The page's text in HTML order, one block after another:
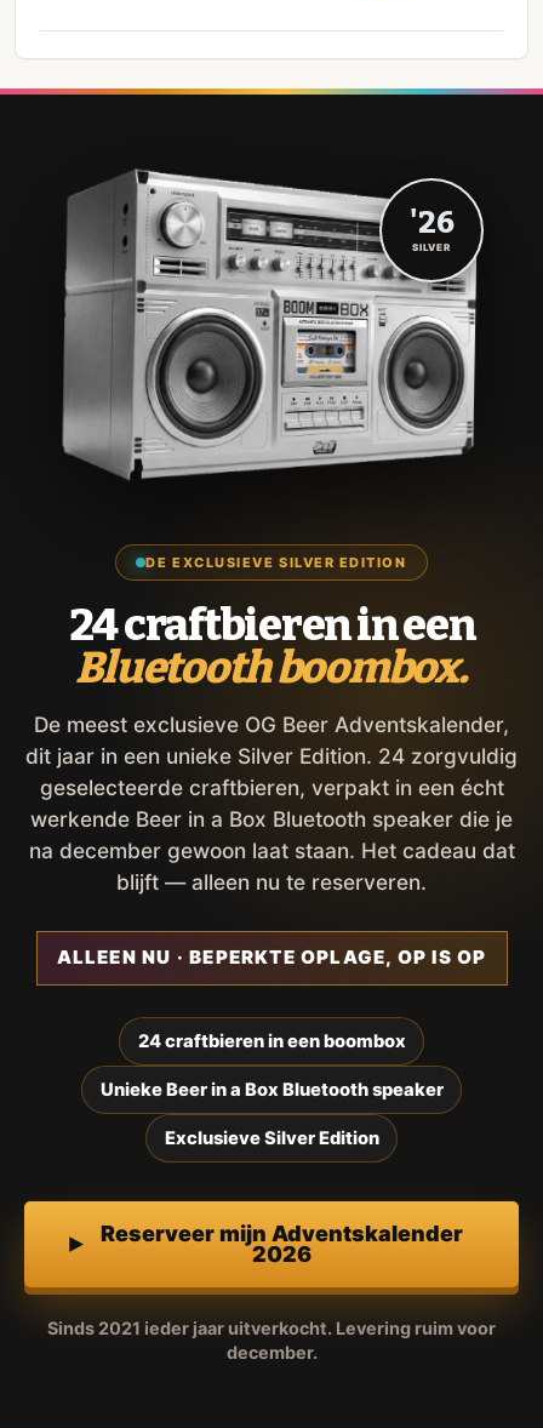
DE EXCLUSIEVE SILVER EDITION
24 craftbieren in een
Bluetooth boombox.
De meest exclusieve OG Beer Adventskalender,
dit jaar in een unieke Silver Edition. 24 zorgvuldig
geselecteerde craftbieren, verpakt in een écht
werkende Beer in a Box Bluetooth speaker die je
na december gewoon laat staan. Het cadeau dat
blijft — alleen nu te reserveren.
ALLEEN NU · BEPERKTE OPLAGE, OP IS OP
24 craftbieren in een boombox
Unieke Beer in a Box Bluetooth speaker
Exclusieve Silver Edition
Reserveer mijn Adventskalender
2026
Sinds 2021 ieder jaar uitverkocht. Levering ruim voor
december.
'26
SILVER